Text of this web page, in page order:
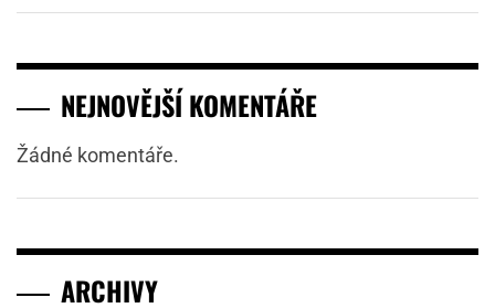
NEJNOVĚJŠÍ KOMENTÁŘE
Žádné komentáře.
ARCHIVY